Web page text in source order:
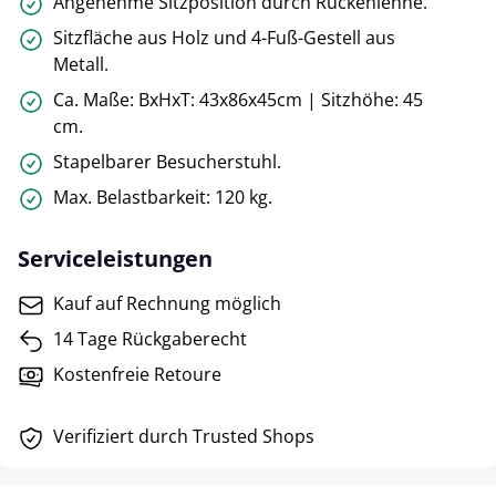
Sitzfläche aus Holz und 4-Fuß-Gestell aus
Metall.
Ca. Maße: BxHxT: 43x86x45cm | Sitzhöhe: 45
cm.
Stapelbarer Besucherstuhl.
Max. Belastbarkeit: 120 kg.
Serviceleistungen
Kauf auf Rechnung möglich
14 Tage Rückgaberecht
Kostenfreie Retoure
Verifiziert durch Trusted Shops